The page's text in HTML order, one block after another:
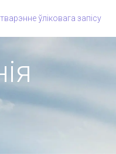
ўліковага запісу